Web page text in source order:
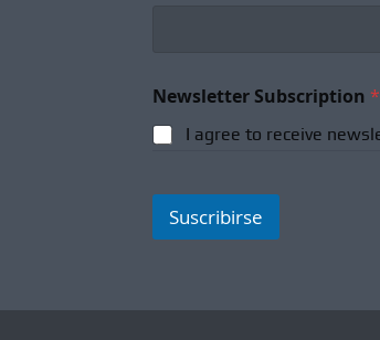
*
*
Newsletter Subscription *
I agree to receive
Suscribirse